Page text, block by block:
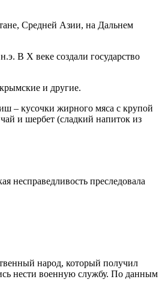
Средней Азии, на Дальнем
В Х веке создали государство
и другие.
– кусочки жирного мяса с крупой
и шербет (сладкий напиток из
несправедливость преследовала
народ, который получил
нести военную службу. По данным